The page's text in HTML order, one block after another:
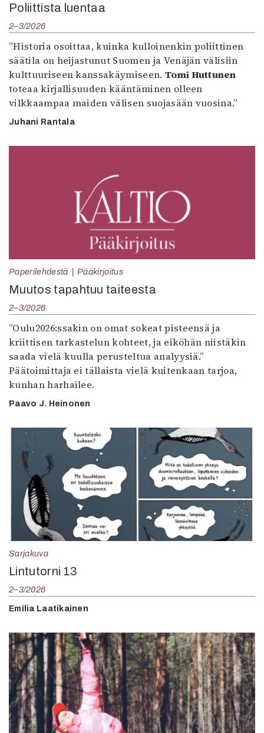
Poliittista luentaa
2–3/2026
”Historia osoittaa, kuinka kulloinenkin poliittinen
säätila on heijastunut Suomen ja Venäjän välisiin
kulttuuriseen kanssakäymiseen. Tomi Huttunen
toteaa kirjallisuuden kääntäminen olleen
vilkkaampaa maiden välisen suojasään vuosina.”
Juhani Rantala
Paperilehdestä Pääkirjoitus
Muutos tapahtuu taiteesta
2–3/2026
”Oulu2026:ssakin on omat sokeat pisteensä ja
kriittisen tarkastelun kohteet, ja eiköhän niistäkin
saada vielä kuulla perusteltua analyysiä.”
Päätoimittaja ei tällaista vielä kuitenkaan tarjoa,
kunhan harhailee.
Paavo J. Heinonen
Sarjakuva
Lintutorni 13
2–3/2026
Emilia Laatikainen